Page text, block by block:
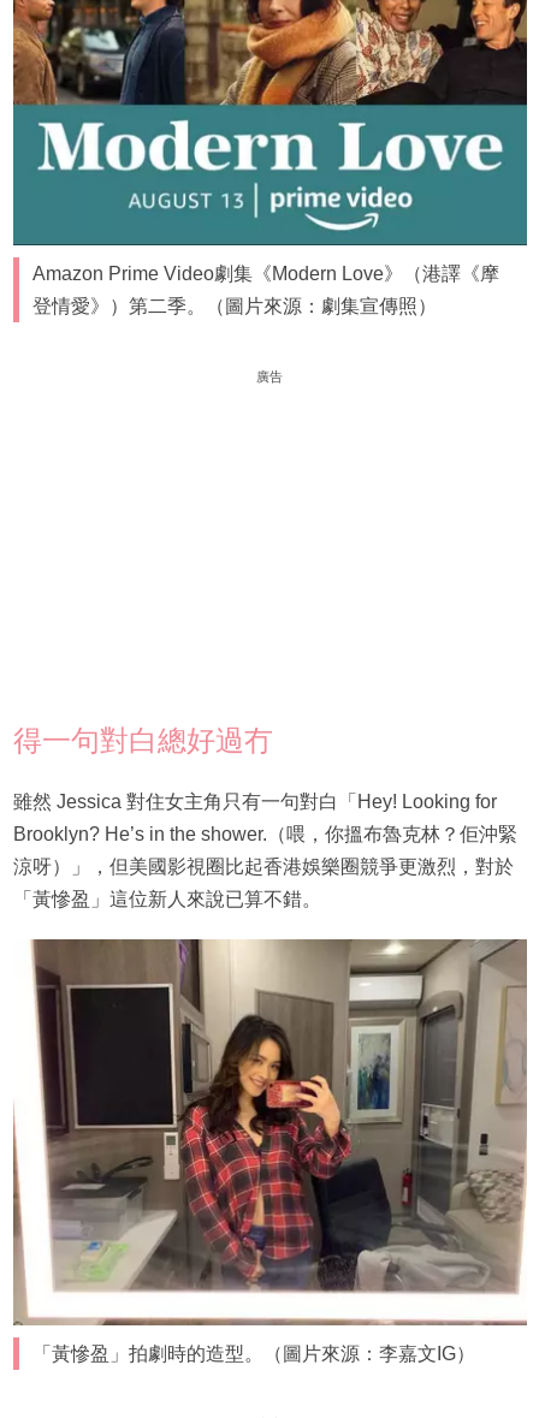
Amazon Prime Video劇集《Modern Love》（港譯《摩
登情愛》）第二季。（圖片來源：劇集宣傳照）
廣告
得一句對白總好過冇
雖然 Jessica 對住女主角只有一句對白「Hey! Looking for
Brooklyn? He’s in the shower.（喂，你搵布魯克林？佢沖緊
涼呀）」，但美國影視圈比起香港娛樂圈競爭更激烈，對於
「黃慘盈」這位新人來說已算不錯。
「黃慘盈」拍劇時的造型。（圖片來源：李嘉文IG）